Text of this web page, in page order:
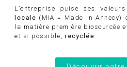
L’entreprise puise ses
locale (MIA = Made In Annecy)
la matière première biosourcée
et si possible, recyclée.